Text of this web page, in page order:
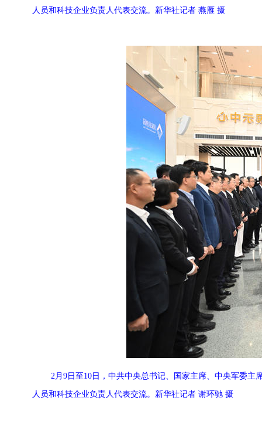
人员和科技企业负责人代表交流。新华社记者 燕雁 摄
2月9日至10日，中共中央总书记、国家主席、中央军委
人员和科技企业负责人代表交流。新华社记者 谢环驰 摄